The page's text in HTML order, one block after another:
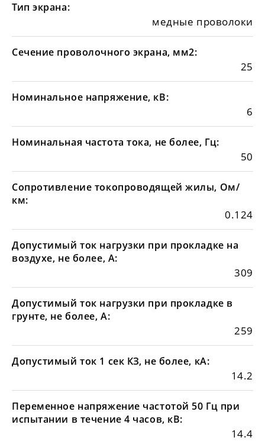
Тип экрана:
медные проволоки
Сечение проволочного экрана, мм2:
25
Номинальное напряжение, кВ:
6
Номинальная частота тока, не более, Гц:
50
Сопротивление токопроводящей жилы, Ом/
км:
0.124
Допустимый ток нагрузки при прокладке на
воздухе, не более, А:
309
Допустимый ток нагрузки при прокладке в
грунте, не более, А:
259
Допустимый ток 1 сек КЗ, не более, кА:
14.2
Переменное напряжение частотой 50 Гц при
испытании в течение 4 часов, кВ:
14.4